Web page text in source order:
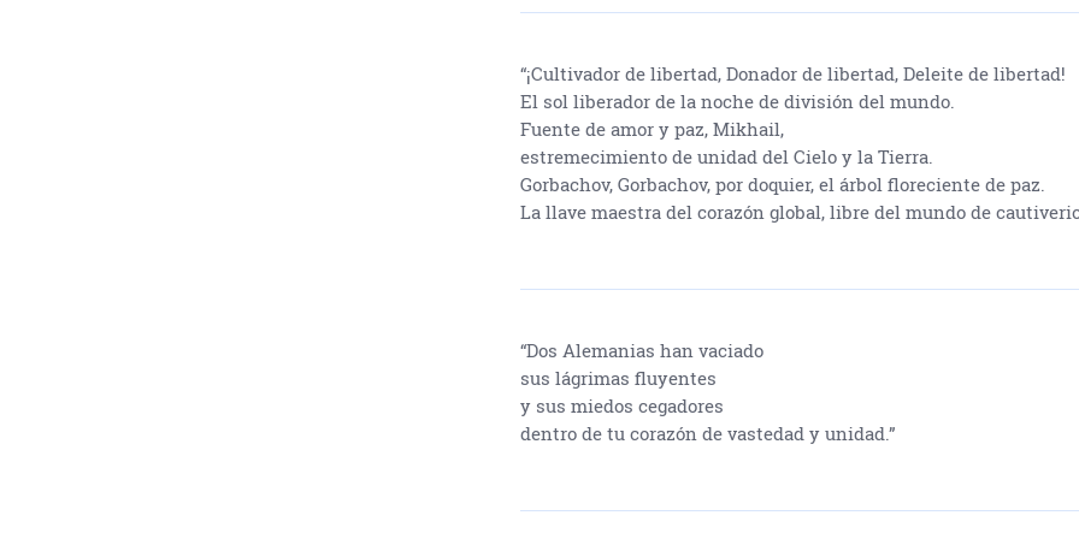
“¡Cultivador de libertad, Donador de libertad, Deleite de libertad!
El sol liberador de la noche de división del mundo.
Fuente de amor y paz, Mikhail,
estremecimiento de unidad del Cielo y la Tierra.
Gorbachov, Gorbachov, por doquier, el árbol floreciente de paz.
La llave maestra del corazón global, libre del mundo de
“Dos Alemanias han vaciado
sus lágrimas fluyentes
y sus miedos cegadores
dentro de tu corazón de vastedad y unidad.”